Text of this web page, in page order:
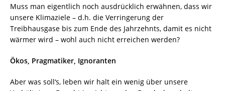
Muss man eigentlich noch ausdrücklich erwähnen, dass wir
unsere Klimaziele – d.h. die Verringerung der
Treibhausgase bis zum Ende des Jahrzehnts, damit es nicht
wärmer wird – wohl auch nicht erreichen werden?
Ökos, Pragmatiker, Ignoranten
Aber was soll‘s, leben wir halt ein wenig über unsere